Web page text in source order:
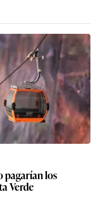
pagarían los
Verde